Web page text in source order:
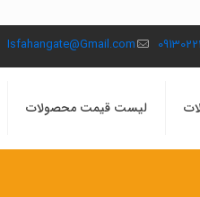
Isfahangate@Gmail.com
لیست قیمت محصولات